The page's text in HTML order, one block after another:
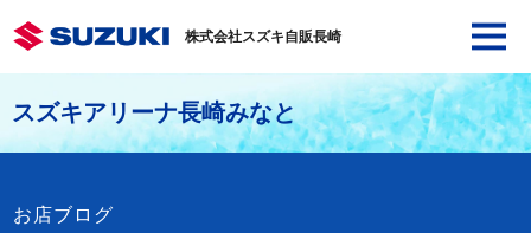
株式会社スズキ自販長崎
スズキアリーナ長崎みなと
お店ブログ